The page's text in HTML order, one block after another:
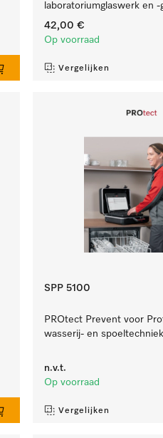
laboratoriumglaswerk en -
42,00 €
Op voorraad
Vergelijken
SPP 5100
PROtect Prevent voor
wasserij- en spoeltechniek
n.v.t.
Op voorraad
Vergelijken